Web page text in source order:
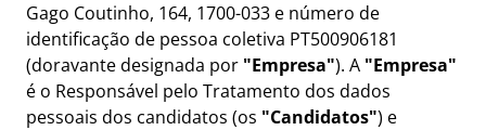
Gago Coutinho, 164, 1700-033 e número de
identificação de pessoa coletiva PT500906181
(doravante designada por "Empresa"). A "Empresa"
é o Responsável pelo Tratamento dos dados
pessoais dos candidatos (os "Candidatos") e